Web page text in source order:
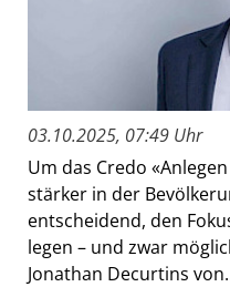
03.10.2025, 07:49 Uhr
Um das Credo
stärker in der
entscheidend, den
legen – und zwar
Jonathan Decurtins